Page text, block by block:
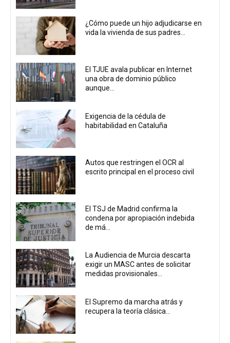
¿Cómo puede un hijo adjudicarse en
vida la vivienda de sus padres...
El TJUE avala publicar en Internet
una obra de dominio público
aunque...
Exigencia de la cédula de
habitabilidad en Cataluña
Autos que restringen el OCR al
escrito principal en el proceso civil
El TSJ de Madrid confirma la
condena por apropiación indebida
de má...
La Audiencia de Murcia descarta
exigir un MASC antes de solicitar
medidas provisionales...
El Supremo da marcha atrás y
recupera la teoría clásica...